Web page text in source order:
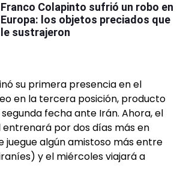
Franco Colapinto sufrió un robo en
Europa: los objetos preciados que
le sustrajeron
su primera presencia en el
en la tercera posición, producto
fecha ante Irán. Ahora, el
entrenará por dos días más en
juegue algún amistoso más entre
y el miércoles viajará a